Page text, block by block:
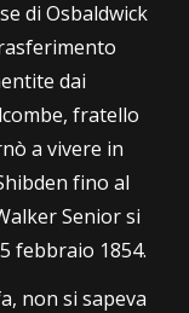
di Osbaldwick
dai
fratello
a vivere in
fino al
Senior si
febbraio 1854.
, non si sapeva